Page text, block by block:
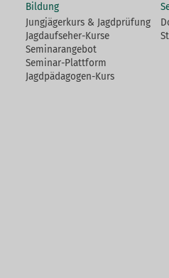
Bildung
Jungjägerkurs & Jagdprüfung
Jagdaufseher-Kurse
Seminarangebot
Seminar-Plattform
Jagdpädagogen-Kurs